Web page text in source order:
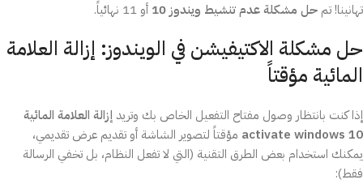
تهانينا! تم حل مشكلة عدم تنشيط ويندوز 10 أو 11 نهائياً.
حل مشكلة الاكتيفيشن في الويندوز: إزالة العلامة
المائية مؤقتاً
إذا كنت بانتظار وصول مفتاح التفعيل الخاص بك وتريد إزالة العلامة المائية
activate windows 10 مؤقتاً لتصوير الشاشة أو تقديم عرض تقديمي،
يمكنك استخدام بعض الطرق التقنية (التي لا تفعل النظام، بل تخفي الرسالة
فقط):